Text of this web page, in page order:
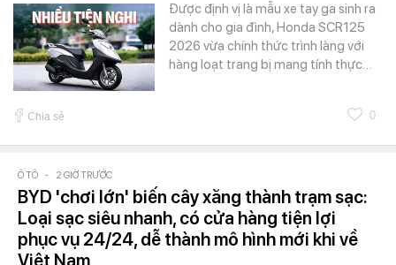
Được định vị là mẫu xe tay ga sinh ra
dành cho gia đình, Honda SCR125
2026 vừa chính thức trình làng với
hàng loạt trang bị mang tính thực…
Chia sẻ 0
Ô TÔ - 2 GIỜ TRƯỚC
BYD 'chơi lớn' biến cây xăng thành trạm sạc:
Loại sạc siêu nhanh, có cửa hàng tiện lợi
phục vụ 24/24, dễ thành mô hình mới khi về
Việt Nam